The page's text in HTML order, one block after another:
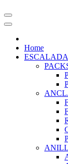
Home
ESCALADA